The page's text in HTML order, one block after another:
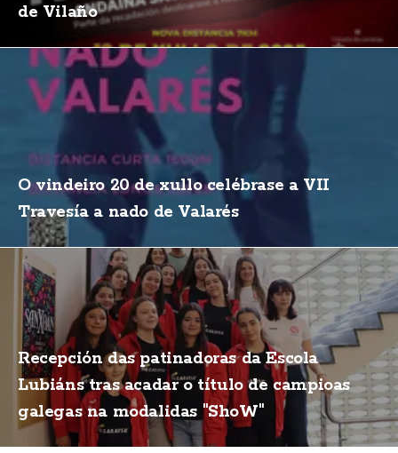
de Vilaño
O vindeiro 20 de xullo celébrase a VII
Travesía a nado de Valarés
Recepción das patinadoras da Escola
Lubiáns tras acadar o título de campioas
galegas na modalidas "ShoW"